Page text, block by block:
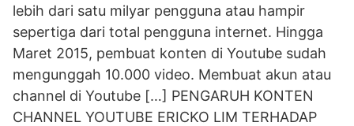
lebih dari satu milyar pengguna atau hampir
sepertiga dari total pengguna internet. Hingga
Maret 2015, pembuat konten di Youtube sudah
mengunggah 10.000 video. Membuat akun atau
channel di Youtube […] PENGARUH KONTEN
CHANNEL YOUTUBE ERICKO LIM TERHADAP